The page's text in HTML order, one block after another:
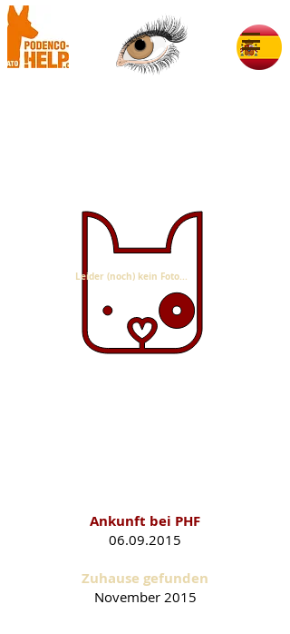
Leider (noch) kein Foto...
Ankunft bei PHF
06.09.2015
Zuhause gefunden
November 2015